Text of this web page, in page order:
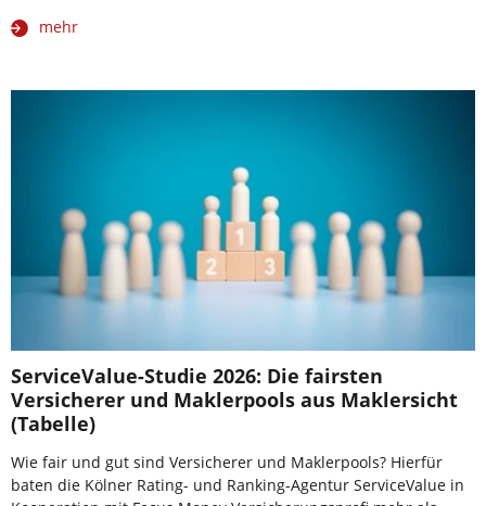
mehr
ServiceValue-Studie 2026: Die fairsten
Versicherer und Maklerpools aus Maklersicht
(Tabelle)
Wie fair und gut sind Versicherer und Maklerpools? Hierfür
baten die Kölner Rating- und Ranking-Agentur ServiceValue in